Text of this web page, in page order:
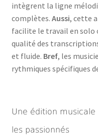
intègrent la ligne
complètes. Aussi, cette
facilite le travail en solo
qualité des
et fluide. Bref, les
rythmiques spécifiques
Une édition
les passionnés